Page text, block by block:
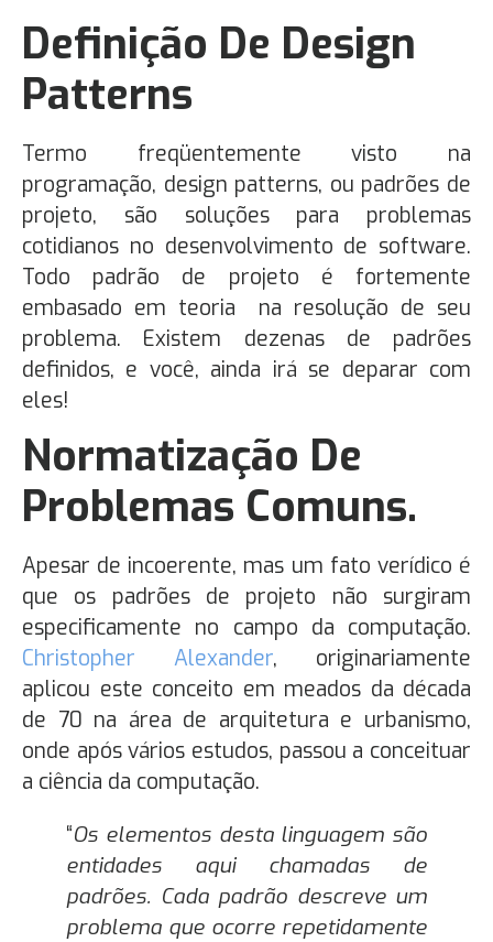
Definição De Design
Patterns
Termo freqüentemente visto na
programação, design patterns, ou padrões de
projeto, são soluções para problemas
cotidianos no desenvolvimento de software.
Todo padrão de projeto é fortemente
embasado em teoria na resolução de seu
problema. Existem dezenas de padrões
definidos, e você, ainda irá se deparar com
eles!
Normatização De
Problemas Comuns.
Apesar de incoerente, mas um fato verídico é
que os padrões de projeto não surgiram
especificamente no campo da computação.
Christopher Alexander, originariamente
aplicou este conceito em meados da década
de 70 na área de arquitetura e urbanismo,
onde após vários estudos, passou a conceituar
a ciência da computação.
“Os elementos desta linguagem são
entidades aqui chamadas de
padrões. Cada padrão descreve um
problema que ocorre repetidamente